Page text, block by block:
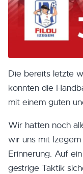
Die bereits letzte
konnten die
mit einem guten
Wir hatten noch
wir uns mit
Erinnerung. Auf
gestrige Taktik